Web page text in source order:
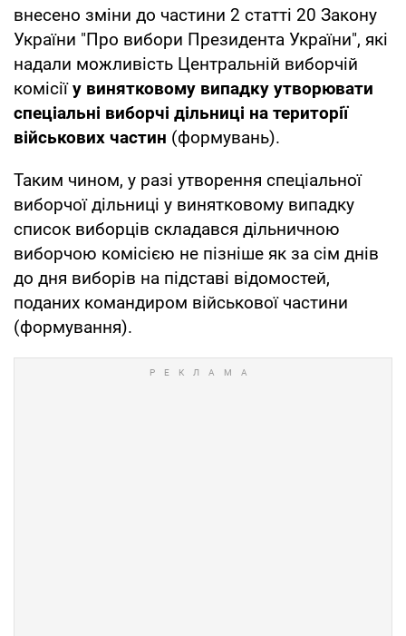
внесено зміни до частини 2 статті 20 Закону
України "Про вибори Президента України", які
надали можливість Центральній виборчій
комісіїу винятковому випадку утворювати
спеціальні виборчі дільниці на території
військових частин (формувань).
Таким чином, у разі утворення спеціальної
виборчої дільниці у винятковому випадку
список виборців складався дільничною
виборчою комісією не пізніше як за сім днів
до дня виборів на підставі відомостей,
поданих командиром військової частини
(формування).